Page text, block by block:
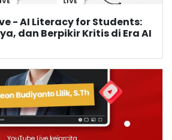
- AI Literacy for Students:
dan Berpikir Kritis di Era AI